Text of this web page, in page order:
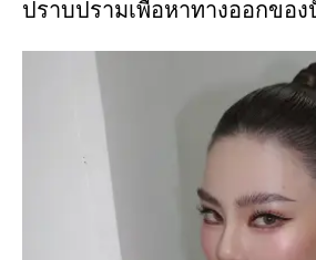
ปราบปรามเพื่อหาทางออกขอ